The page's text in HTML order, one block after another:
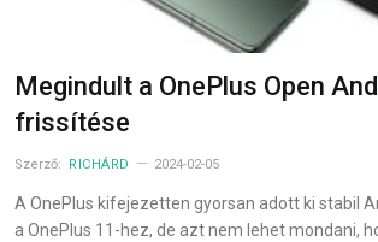
Megindult a OnePlus Open
frissítése
Szerző: RICHÁRD 2024-02-05
A OnePlus kifejezetten gyorsan adott ki stabil
a OnePlus 11-hez, de azt nem lehet mondani,